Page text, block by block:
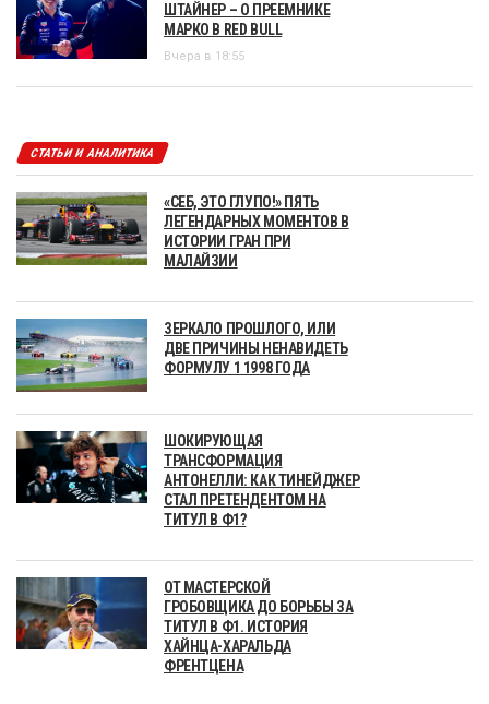
ШТАЙНЕР – О ПРЕЕМНИКЕ
МАРКО В RED BULL
Вчера в 18:55
СТАТЬИ И АНАЛИТИКА
«СЕБ, ЭТО ГЛУПО!» ПЯТЬ
ЛЕГЕНДАРНЫХ МОМЕНТОВ В
ИСТОРИИ ГРАН ПРИ
МАЛАЙЗИИ
ЗЕРКАЛО ПРОШЛОГО, ИЛИ
ДВЕ ПРИЧИНЫ НЕНАВИДЕТЬ
ФОРМУЛУ 1 1998 ГОДА
ШОКИРУЮЩАЯ
ТРАНСФОРМАЦИЯ
АНТОНЕЛЛИ: КАК ТИНЕЙДЖЕР
СТАЛ ПРЕТЕНДЕНТОМ НА
ТИТУЛ В Ф1?
ОТ МАСТЕРСКОЙ
ГРОБОВЩИКА ДО БОРЬБЫ ЗА
ТИТУЛ В Ф1. ИСТОРИЯ
ХАЙНЦА-ХАРАЛЬДА
ФРЕНТЦЕНА